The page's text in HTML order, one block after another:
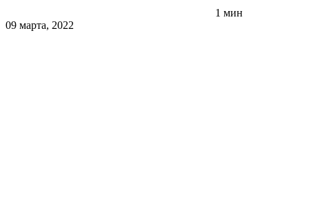
1 мин
09 марта, 2022